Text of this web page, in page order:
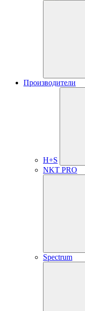
Производители
H+S
NKT PRO
Spectrum